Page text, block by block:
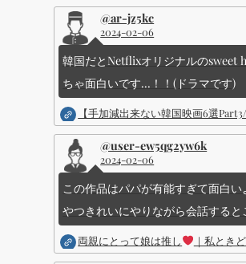
@ar-jz5kc
2024-02-06
韓国だとNetflixオリジナルのsweet
ちゃ面白いです...！！(ドラマです)
【手加減出来ない韓国映画6選
@user-ew5qg2yw6k
2024-02-06
この作品はパパが有能すぎて面白い
やつきれいにやりながら会話すると
両親にとって娘は推し ｜私とき